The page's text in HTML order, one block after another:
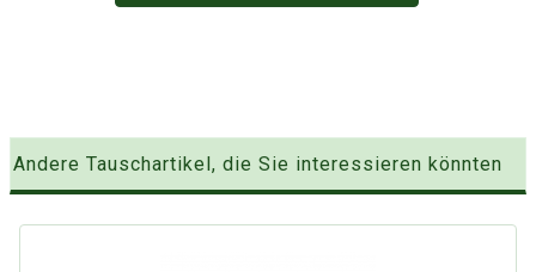
Andere Tauschartikel, die Sie interessieren könnten